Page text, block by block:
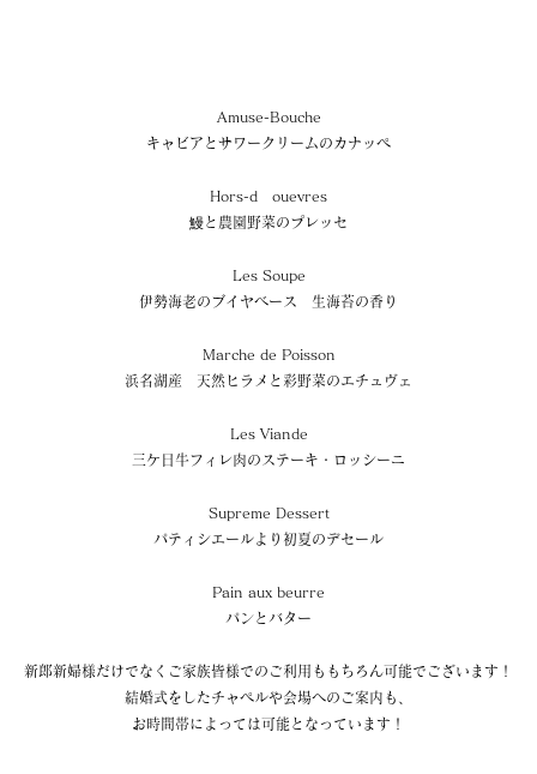
Amuse-Bouche
キャビアとサワークリームのカナッペ
Hors-d　ouevres
鰻と農園野菜のプレッセ
Les Soupe
伊勢海老のブイヤベース　生海苔の香り
Marche de Poisson
浜名湖産　天然ヒラメと彩野菜のエチュヴェ
Les Viande
三ケ日牛フィレ肉のステーキ・ロッシーニ
Supreme Dessert
パティシエールより初夏のデセール
Pain aux beurre
パンとバター
新郎新婦様だけでなくご家族皆様でのご利用ももちろん可能でございます！
結婚式をしたチャペルや会場へのご案内も、
お時間帯によっては可能となっています！